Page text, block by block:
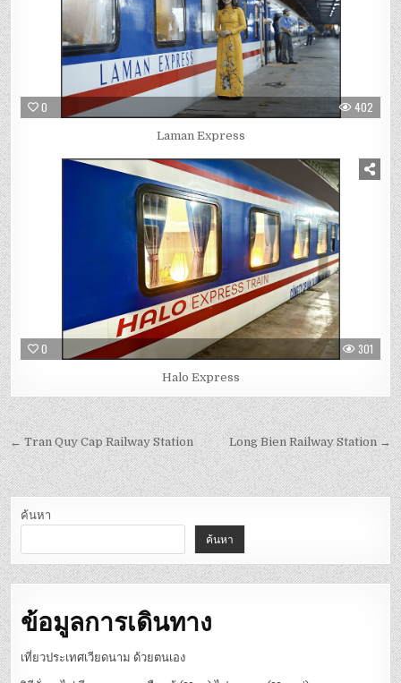
0 402
Laman Express
0 301
Halo Express
Long Bien Railway Station →
← Tran Quy Cap Railway Station
ค้นหา
ค้นหา
ข้อมูลการเดินทาง
เที่ยวประเทศเวียดนาม ด้วยตนเอง